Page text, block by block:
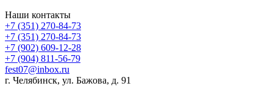
Наши контакты
+7 (351) 270-84-73
+7 (351) 270-84-73
+7 (902) 609-12-28
+7 (904) 811-56-79
fest07@inbox.ru
г. Челябинск, ул. Бажова, д. 91